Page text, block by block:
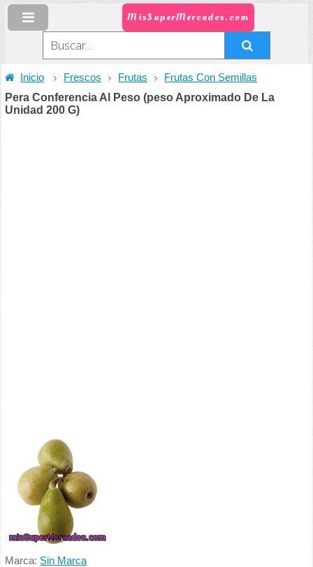
MisSuperMercados.com
Inicio Frescos Frutas Frutas Con Semillas
Pera Conferencia Al Peso (peso Aproximado De La
Unidad 200 G)
Marca: Sin Marca